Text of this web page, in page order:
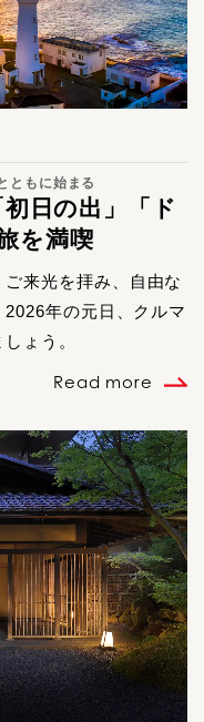
ともに始まる
日の出」「ド
を満喫
来光を拝み、自由な
年の元日、クルマ
ょう。
Read more